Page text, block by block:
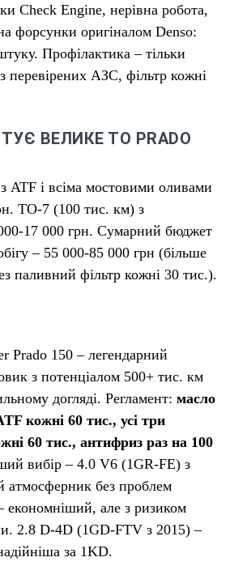
Check Engine, нерівна робота,
форсунки оригіналом Denso:
Профілактика – тільки
перевірених АЗС, фільтр кожні
ВЕЛИКЕ ТО PRADO
ATF і всіма мостовими оливами
ТО-7 (100 тис. км) з
17 000 грн. Сумарний бюджет
– 55 000-85 000 грн (більше
паливний фільтр кожні 30 тис.).
Prado 150 – легендарний
з потенціалом 500+ тис. км
догляді. Регламент: масло
кожні 60 тис., усі три
60 тис., антифриз раз на 100
вибір – 4.0 V6 (1GR-FE) з
атмосферник без проблем
економніший, але з ризиком
2.8 D-4D (1GD-FTV з 2015) –
за 1KD.